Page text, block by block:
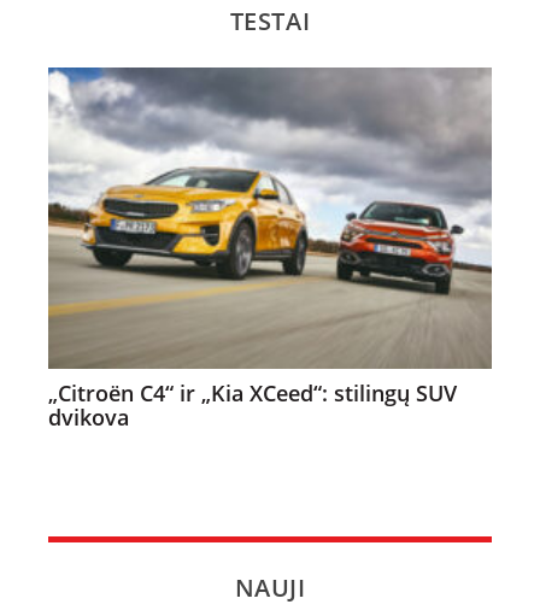
TESTAI
„Citroën C4“ ir „Kia XCeed“: stilingų SUV
dvikova
NAUJI